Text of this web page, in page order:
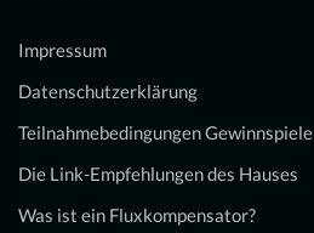
Impressum
Datenschutzerklärung
Teilnahmebedingungen Gewinnspiele
Die Link-Empfehlungen des Hauses
Was ist ein Fluxkompensator?